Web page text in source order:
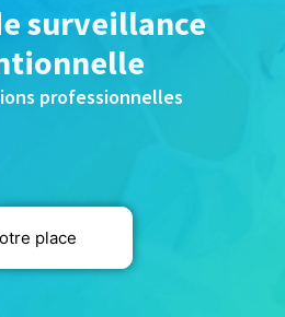
surveillance
professionnelles
place